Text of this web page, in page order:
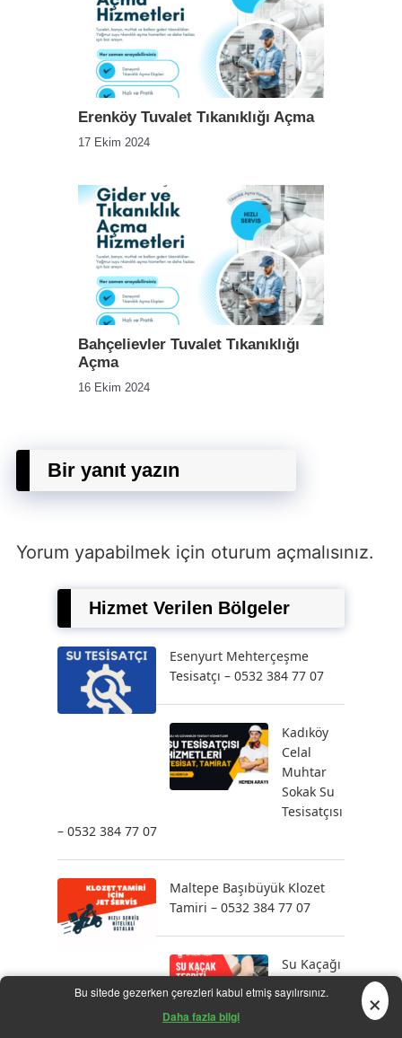
Erenköy Tuvalet Tıkanıklığı Açma
17 Ekim 2024
Bahçelievler Tuvalet Tıkanıklığı
Açma
16 Ekim 2024
Bir yanıt yazın
Yorum yapabilmek için oturum açmalısınız.
Hizmet Verilen Bölgeler
Esenyurt Mehterçeşme
Tesisatçı – 0532 384 77 07
Kadıköy
Celal
Muhtar
Sokak Su
Tesisatçısı
– 0532 384 77 07
Maltepe Başıbüyük Klozet
Tamiri – 0532 384 77 07
Su Kaçağı
Bu sitede gezerken çerezleri kabul etmiş sayılırsınız.
Daha fazla bilgi ×